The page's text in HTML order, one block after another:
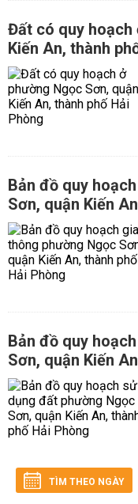
Đất có quy hoạch
Kiến An, thành
Bản đồ quy
Sơn, quận Kiến
Bản đồ quy
Sơn, quận Kiến
TÌM THEO NGÀY